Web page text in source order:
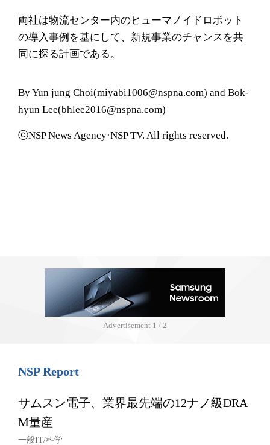
両社は物流センター内のヒューマノイドロボット
の導入事例を基にして、新規事業のチャンスを共
同に探る計画である。
By Yun jung Choi(miyabi1006@nspna.com) and Bok-
hyun Lee(bhlee2016@nspna.com)
ⓒNSP News Agency·NSP TV. All rights reserved.
Advertisement 1 / 2
NSP Report
サムスン電子、業界最先端の12ナノ級DRA
M量産
一般IT/科学